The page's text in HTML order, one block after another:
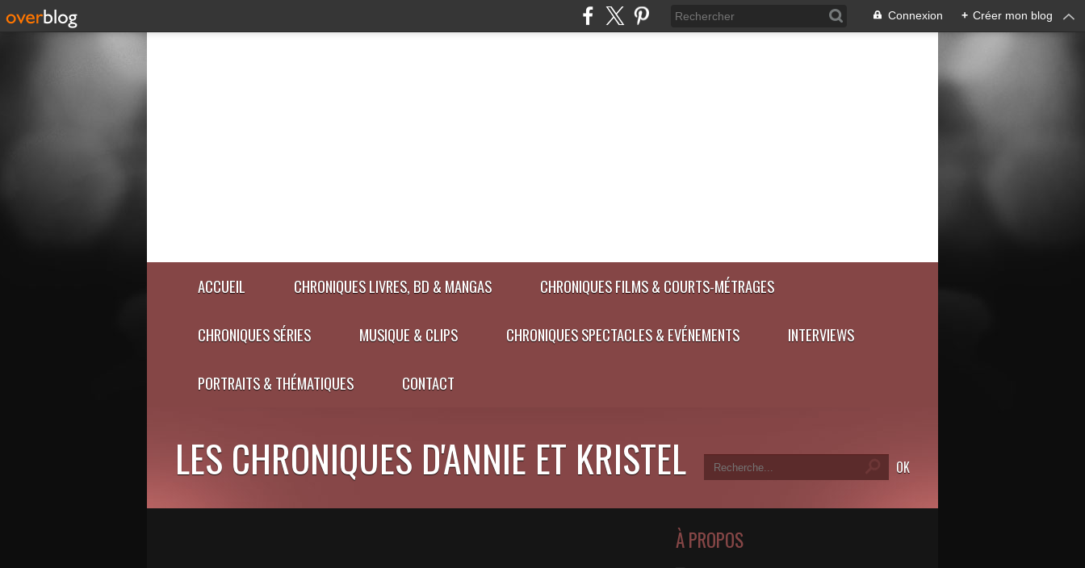
Connexion + Créer mon blog
ACCUEIL CHRONIQUES LIVRES, BD & MANGAS CHRONIQUES FILMS & COURTS-MÉTRAGES
CHRONIQUES SÉRIES MUSIQUE & CLIPS CHRONIQUES SPECTACLES & EVÉNEMENTS INTERVIEWS
PORTRAITS & THÉMATIQUES CONTACT
LES CHRONIQUES D'ANNIE ET KRISTEL
À PROPOS